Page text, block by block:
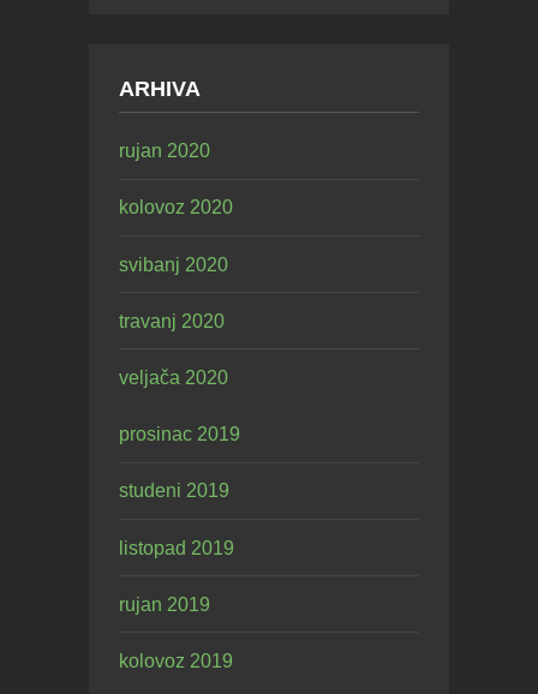
ARHIVA
rujan 2020
kolovoz 2020
svibanj 2020
travanj 2020
veljača 2020
prosinac 2019
studeni 2019
listopad 2019
rujan 2019
kolovoz 2019